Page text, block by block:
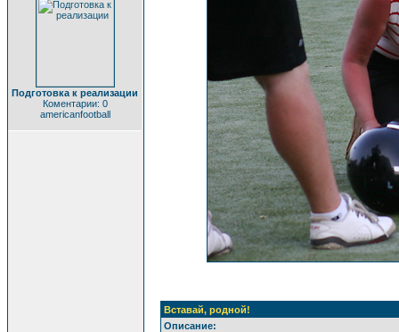
Подготовка к реализации
Коментарии: 0
americanfootball
Вставай, родной!
Описание: